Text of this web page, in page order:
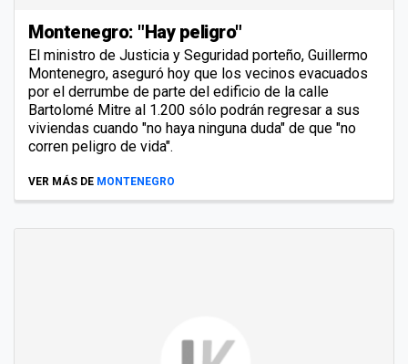
Montenegro: "Hay peligro"
El ministro de Justicia y Seguridad porteño, Guillermo
Montenegro, aseguró hoy que los vecinos evacuados
por el derrumbe de parte del edificio de la calle
Bartolomé Mitre al 1.200 sólo podrán regresar a sus
viviendas cuando "no haya ninguna duda" de que "no
corren peligro de vida".
VER MÁS DE MONTENEGRO